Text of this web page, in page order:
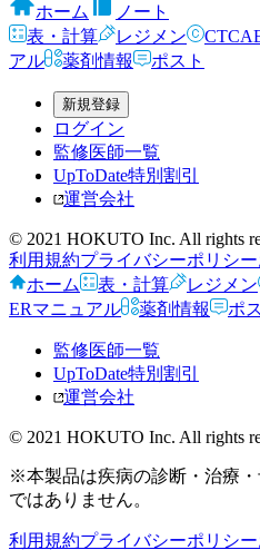
ホーム
ノート
表・計算
レジメン
アル
薬剤情報 ポスト
新規登録
ログイン
監修医師一覧
UpToDate特別割引
運営会社
© 2021 HOKUTO Inc. All rights
利用規約プライバシーポリシー
ホーム
表・計算 レジメン
ERマニュアル
薬剤情報 ポ
監修医師一覧
UpToDate特別割引
運営会社
© 2021 HOKUTO Inc. All rights
※本製品は疾病の診断・治療
ではありません。
利用規約プライバシーポリシー